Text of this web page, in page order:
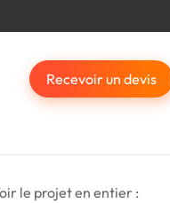
Recevoir un devis
le projet en entier :